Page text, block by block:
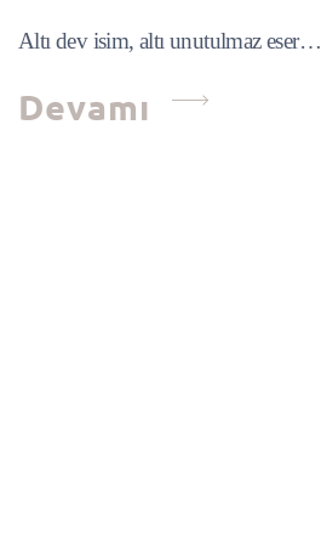
Altı dev isim, altı unutulmaz eser…
Devamı